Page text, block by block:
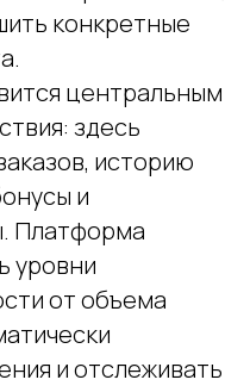
конкретные
центральным
здесь
историю
и
Платформа
уровни
от объема
и отслеживать